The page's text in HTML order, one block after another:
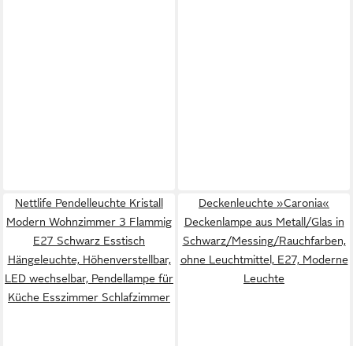
Nettlife Pendelleuchte Kristall
Modern Wohnzimmer 3 Flammig
E27 Schwarz Esstisch
Hängeleuchte, Höhenverstellbar,
LED wechselbar, Pendellampe für
Küche Esszimmer Schlafzimmer
Deckenleuchte »Caronia«
Deckenlampe aus Metall/Glas in
Schwarz/Messing/Rauchfarben,
ohne Leuchtmittel, E27, Moderne
Leuchte